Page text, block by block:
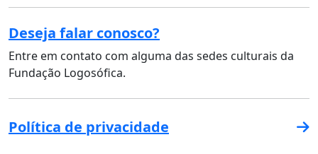
Deseja falar conosco?
Entre em contato com alguma das sedes culturais da
Fundação Logosófica.
Política de privacidade